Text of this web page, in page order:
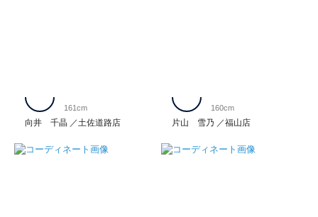
向井 千晶 土佐道路店
161cm
片山 雪乃 福山店
160cm